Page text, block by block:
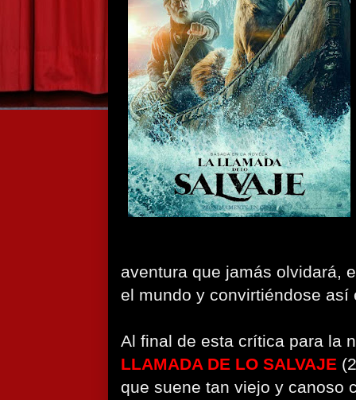
aventura que jamás olvidará,
el mundo y convirtiéndose así
Al final de esta crítica para la
LLAMADA DE LO SALVAJE
que suene tan viejo y canoso